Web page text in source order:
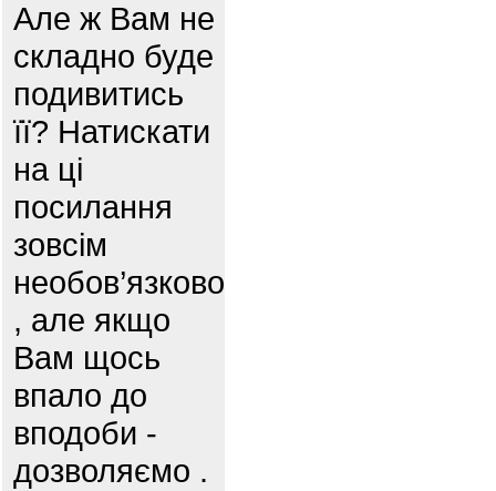
Але ж Вам не
складно буде
подивитись
її? Натискати
на ці
посилання
зовсім
необов’язково
, але якщо
Вам щось
впало до
вподоби -
дозволяємо .